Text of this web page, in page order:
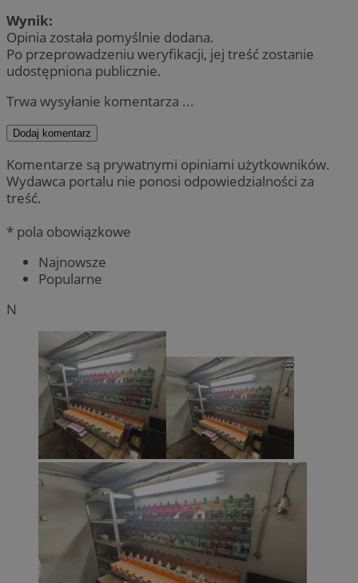
Wynik:
Opinia została pomyślnie dodana.
Po przeprowadzeniu weryfikacji, jej treść zostanie
udostępniona publicznie.
Trwa wysyłanie komentarza ...
Dodaj komentarz
Komentarze są prywatnymi opiniami użytkowników.
Wydawca portalu nie ponosi odpowiedzialności za
treść.
* pola obowiązkowe
Najnowsze
Popularne
N